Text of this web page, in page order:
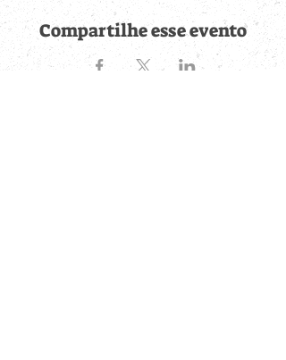
Compartilhe esse evento